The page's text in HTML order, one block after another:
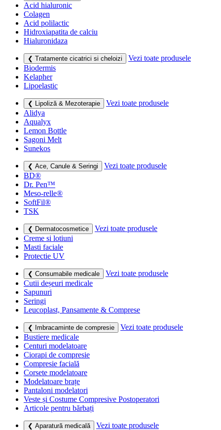
Acid hialuronic
Colagen
Acid polilactic
Hidroxiapatita de calciu
Hialuronidaza
❮ Tratamente cicatrici si cheloizi
Vezi toate produsele
Biodermis
Kelapher
Lipoelastic
❮ Lipoliză & Mezoterapie
Vezi toate produsele
Alidya
Aqualyx
Lemon Bottle
Sagoni Melt
Sunekos
❮ Ace, Canule & Seringi
Vezi toate produsele
BD®
Dr. Pen™
Meso-relle®
SoftFil®
TSK
❮ Dermatocosmetice
Vezi toate produsele
Creme si lotiuni
Masti faciale
Protectie UV
❮ Consumabile medicale
Vezi toate produsele
Cutii deșeuri medicale
Sapunuri
Seringi
Leucoplast, Pansamente & Comprese
❮ Imbracaminte de compresie
Vezi toate produsele
Bustiere medicale
Centuri modelatoare
Ciorapi de compresie
Compresie facială
Corsete modelatoare
Modelatoare brațe
Pantaloni modelatori
Veste și Costume Compresive Postoperatori
Articole pentru bărbați
❮ Aparatură medicală
Vezi toate produsele